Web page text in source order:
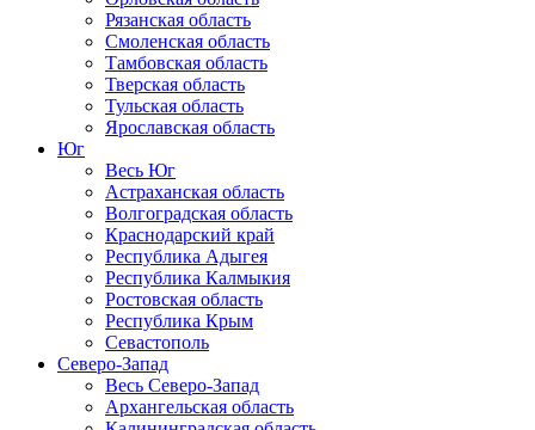
Рязанская область
Смоленская область
Тамбовская область
Тверская область
Тульская область
Ярославская область
Юг
Весь Юг
Астраханская область
Волгоградская область
Краснодарский край
Республика Адыгея
Республика Калмыкия
Ростовская область
Республика Крым
Севастополь
Северо-Запад
Весь Северо-Запад
Архангельская область